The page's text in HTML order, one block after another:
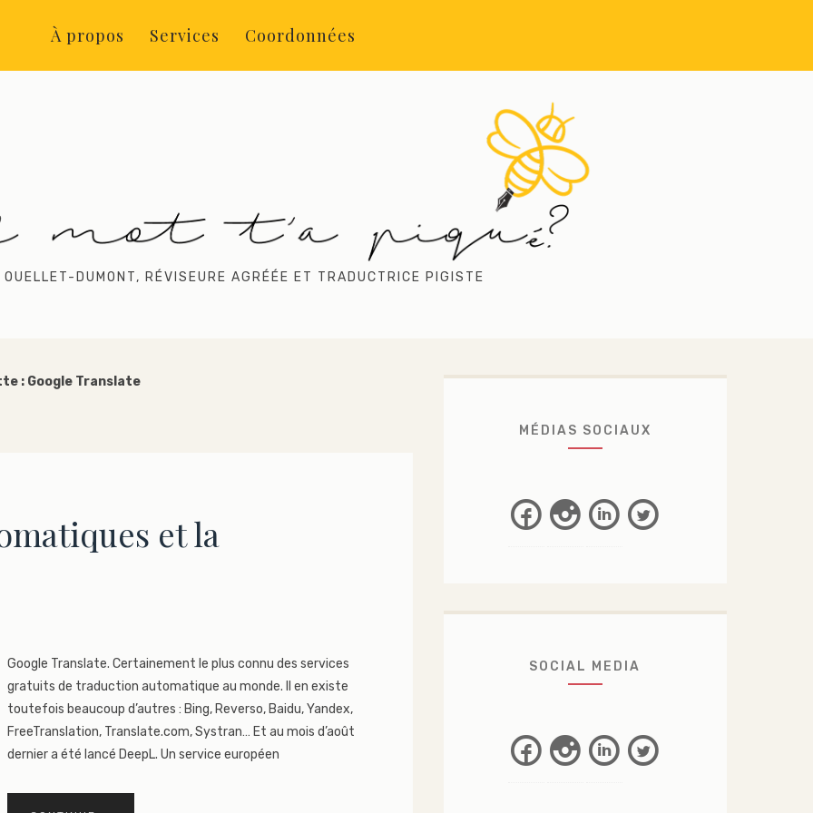
À propos Services Coordonnées
DUMONT, RÉVISEURE AGRÉÉE ET TRADUCTRICE PIGISTE
: Google Translate
et la
Google Translate. Certainement le plus connu des services
gratuits de traduction automatique au monde. Il en existe
toutefois beaucoup d’autres : Bing, Reverso, Baidu, Yandex,
FreeTranslation, Translate.com, Systran… Et au mois d’août
dernier a été lancé DeepL. Un service européen
MÉDIAS SOCIAUX
SOCIAL MEDIA